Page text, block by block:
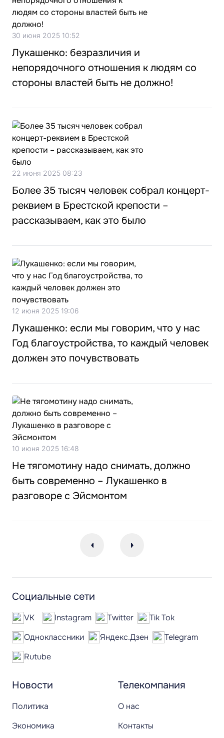
30 июня 2025 10:52
Лукашенко: безразличия и
непорядочного отношения к людям со
стороны властей быть не должно!
22 июня 2025 08:23
Более 35 тысяч человек собрал концерт-
реквием в Брестской крепости –
рассказываем, как это было
12 июня 2025 19:06
Лукашенко: если мы говорим, что у нас
Год благоустройства, то каждый человек
должен это почувствовать
10 июня 2025 16:48
Не тягомотину надо снимать, должно
быть современно – Лукашенко в
разговоре с Эйсмонтом
Новости
Политика
Экономика
Телекомпания
О нас
Контакты
Социальные сети
VK Instagram Twitter
Tik Tok
Одноклассники
Яндекс.Дзен
Telegram
Rutube